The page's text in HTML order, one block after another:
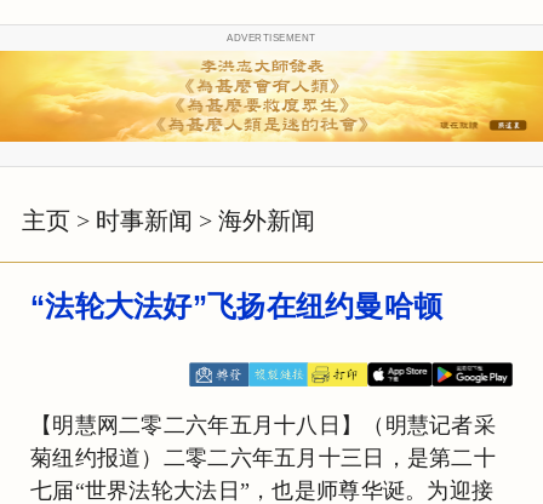
ADVERTISEMENT
主页 > 时事新闻 > 海外新闻
“法轮大法好”飞扬在纽约曼哈顿
【明慧网二零二六年五月十八日】（明慧记者采
菊纽约报道）二零二六年五月十三日，是第二十
七届“世界法轮大法日”，也是师尊华诞。为迎接